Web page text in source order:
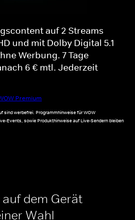
auf 2 Streams
und mit Dolby Digital 5.1
Werbung. 7 Tage
6 € mtl. Jederzeit
Premium
sind werbefrei. Programmhinweise für WOW
Events, sowie Produkthinweise auf Live-Sendern bleiben
dem Gerät
Wahl